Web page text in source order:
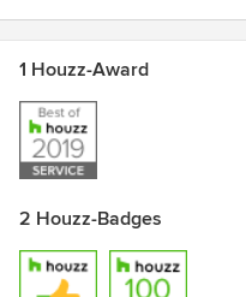
1 Houzz-Award
2 Houzz-Badges